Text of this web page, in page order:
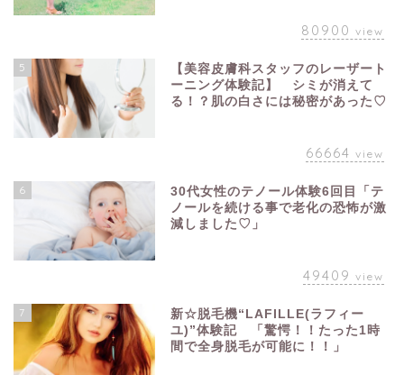
80900 view
5
【美容皮膚科スタッフのレーザート
ーニング体験記】 シミが消えて
る！？肌の白さには秘密があった♡
66664 view
6
30代女性のテノール体験6回目「テ
ノールを続ける事で老化の恐怖が激
減しました♡」
49409 view
7
新☆脱毛機“LAFILLE(ラフィー
ユ)”体験記 「驚愕！！たった1時
間で全身脱毛が可能に！！」